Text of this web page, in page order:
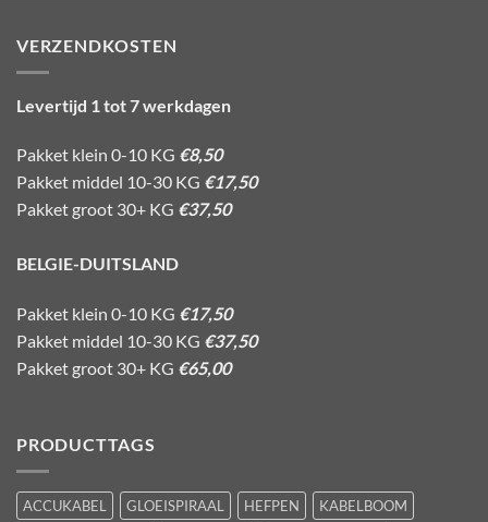
VERZENDKOSTEN
Levertijd 1 tot 7 werkdagen
Pakket klein 0-10 KG €8,50
Pakket middel 10-30 KG €17,50
Pakket groot 30+ KG €37,50
BELGIE-DUITSLAND
Pakket klein 0-10 KG €17,50
Pakket middel 10-30 KG €37,50
Pakket groot 30+ KG €65,00
PRODUCTTAGS
ACCUKABEL GLOEISPIRAAL HEFPEN
KABELBOOM